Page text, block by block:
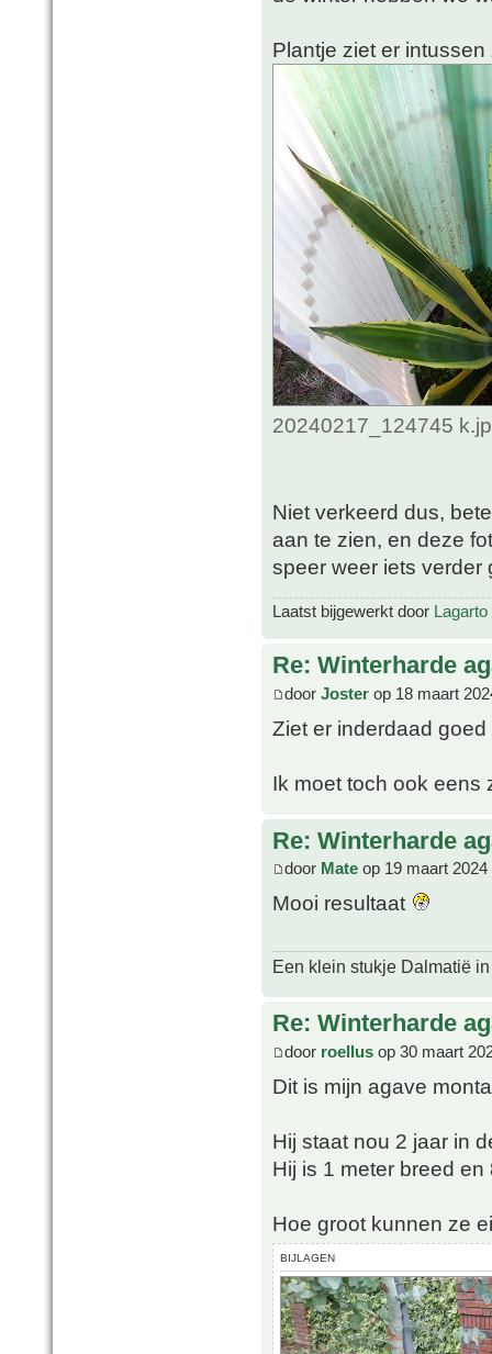
Plantje ziet er intussen
20240217_124745
Niet verkeerd dus,
aan te zien, en deze
speer weer iets verder
Laatst bijgewerkt door Lagarto
Re: Winterharde
door Joster op 18 maart
Ziet er inderdaad
Ik moet toch ook eens
Re: Winterharde
door Mate op 19 maart 2024
Mooi resultaat
Een klein stukje Dalmatië
Re: Winterharde
door roellus op 30 maart
Dit is mijn agave
Hij staat nou 2 jaar in
Hij is 1 meter breed
Hoe groot kunnen ze
BIJLAGEN